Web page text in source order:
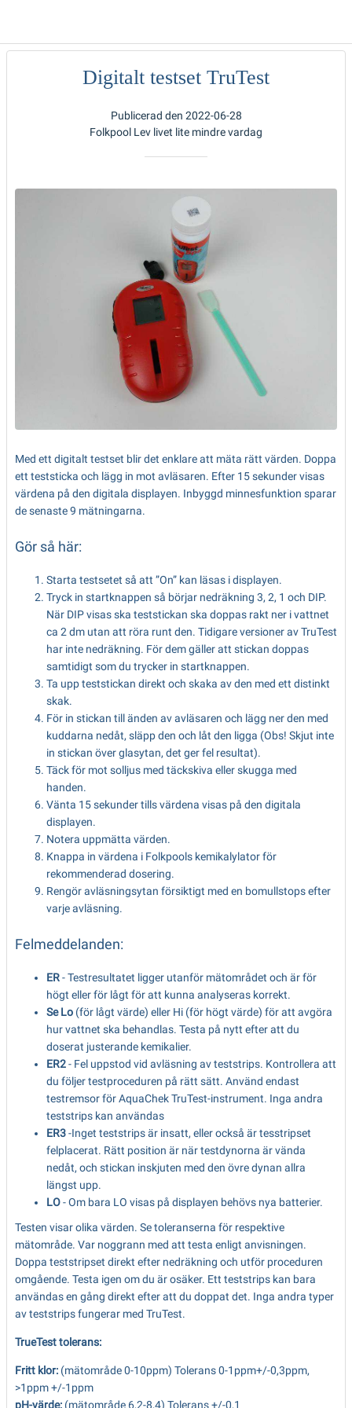
Digitalt testset TruTest
Publicerad den 2022-06-28
Folkpool Lev livet lite mindre vardag
Med ett digitalt testset blir det enklare att mäta rätt värden. Doppa
ett teststicka och lägg in mot avläsaren. Efter 15 sekunder visas
värdena på den digitala displayen. Inbyggd minnesfunktion sparar
de senaste 9 mätningarna.
Gör så här:
Starta testsetet så att ”On” kan läsas i displayen.
Tryck in startknappen så börjar nedräkning 3, 2, 1 och DIP.
När DIP visas ska teststickan ska doppas rakt ner i vattnet
ca 2 dm utan att röra runt den. Tidigare versioner av TruTest
har inte nedräkning. För dem gäller att stickan doppas
samtidigt som du trycker in startknappen.
Ta upp teststickan direkt och skaka av den med ett distinkt
skak.
För in stickan till änden av avläsaren och lägg ner den med
kuddarna nedåt, släpp den och låt den ligga (Obs! Skjut inte
in stickan över glasytan, det ger fel resultat).
Täck för mot solljus med täckskiva eller skugga med
handen.
Vänta 15 sekunder tills värdena visas på den digitala
displayen.
Notera uppmätta värden.
Knappa in värdena i Folkpools kemikalylator för
rekommenderad dosering.
Rengör avläsningsytan försiktigt med en bomullstops efter
varje avläsning.
Felmeddelanden:
ER- Testresultatet ligger utanför mätområdet och är för
högt eller för lågt för att kunna analyseras korrekt.
Se Lo (för lågt värde) eller Hi (för högt värde) för att avgöra
hur vattnet ska behandlas. Testa på nytt efter att du
doserat justerande kemikalier.
ER2- Fel uppstod vid avläsning av teststrips. Kontrollera att
du följer testproceduren på rätt sätt. Använd endast
testremsor för AquaChek TruTest-instrument. Inga andra
teststrips kan användas
ER3-Inget teststrips är insatt, eller också är tesstripset
felplacerat. Rätt position är när testdynorna är vända
nedåt, och stickan inskjuten med den övre dynan allra
längst upp.
LO- Om bara LO visas på displayen behövs nya batterier.
Testen visar olika värden. Se toleranserna för respektive
mätområde. Var noggrann med att testa enligt anvisningen.
Doppa teststripset direkt efter nedräkning och utför proceduren
omgående. Testa igen om du är osäker. Ett teststrips kan bara
användas en gång direkt efter att du doppat det. Inga andra typer
av teststrips fungerar med TruTest.
TrueTest tolerans:
Fritt klor: (mätområde 0-10ppm) Tolerans 0-1ppm+/-0,3ppm,
>1ppm +/-1ppm
pH-värde: (mätområde 6,2-8,4) Tolerans +/-0,1